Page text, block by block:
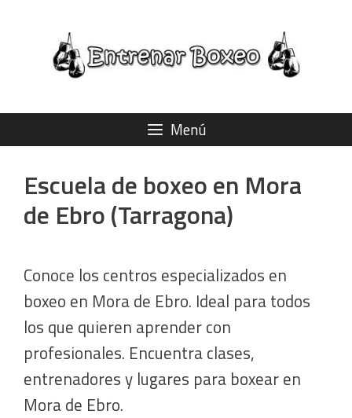
contenido
Menú
Escuela de boxeo en Mora
de Ebro (Tarragona)
Conoce los centros especializados en
boxeo en Mora de Ebro. Ideal para todos
los que quieren aprender con
profesionales. Encuentra clases,
entrenadores y lugares para boxear en
Mora de Ebro.